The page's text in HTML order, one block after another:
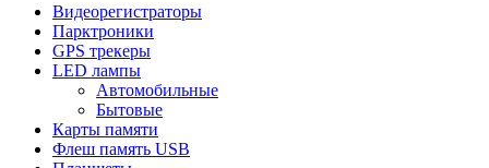
Видеорегистраторы
Парктроники
GPS трекеры
LED лампы
Автомобильные
Бытовые
Карты памяти
Флеш память USB